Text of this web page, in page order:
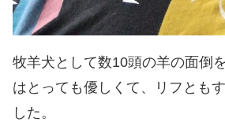
牧羊犬として数10頭の羊の面倒
はとっても優しくて、リフとも
した。